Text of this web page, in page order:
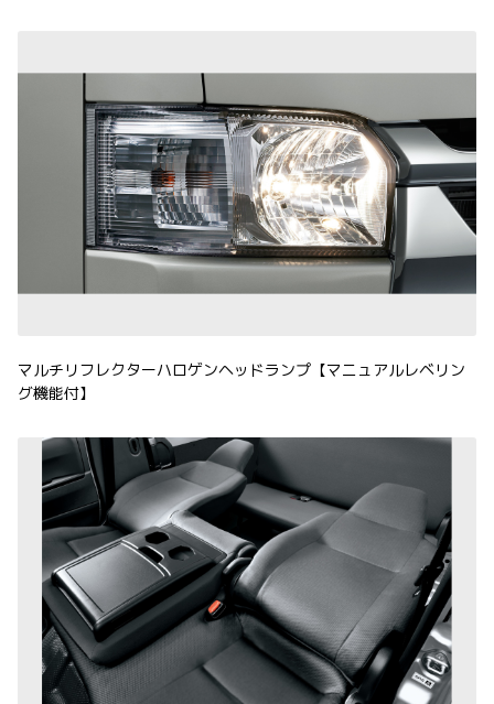
マルチリフレクターハロゲンヘッドランプ【マニュアルレベリン
グ機能付】